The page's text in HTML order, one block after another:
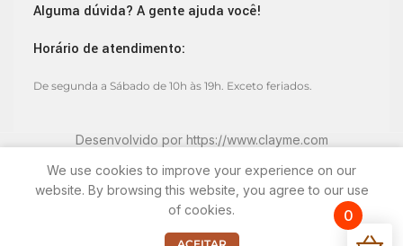
Alguma dúvida? A gente ajuda você!
Horário de atendimento:
De segunda a Sábado de 10h às 19h. Exceto feriados.
Desenvolvido por https://www.clayme.com
We use cookies to improve your experience on our
website. By browsing this website, you agree to our use
of cookies.
0